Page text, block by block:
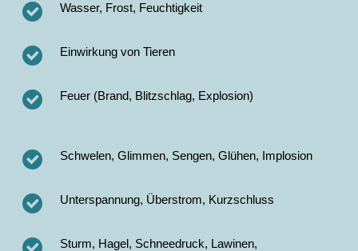
Wasser, Frost, Feuchtigkeit
Einwirkung von Tieren
Feuer (Brand, Blitzschlag, Explosion)
Schwelen, Glimmen, Sengen, Glühen, Implosion
Unterspannung, Überstrom, Kurzschluss
Sturm, Hagel, Schneedruck, Lawinen,